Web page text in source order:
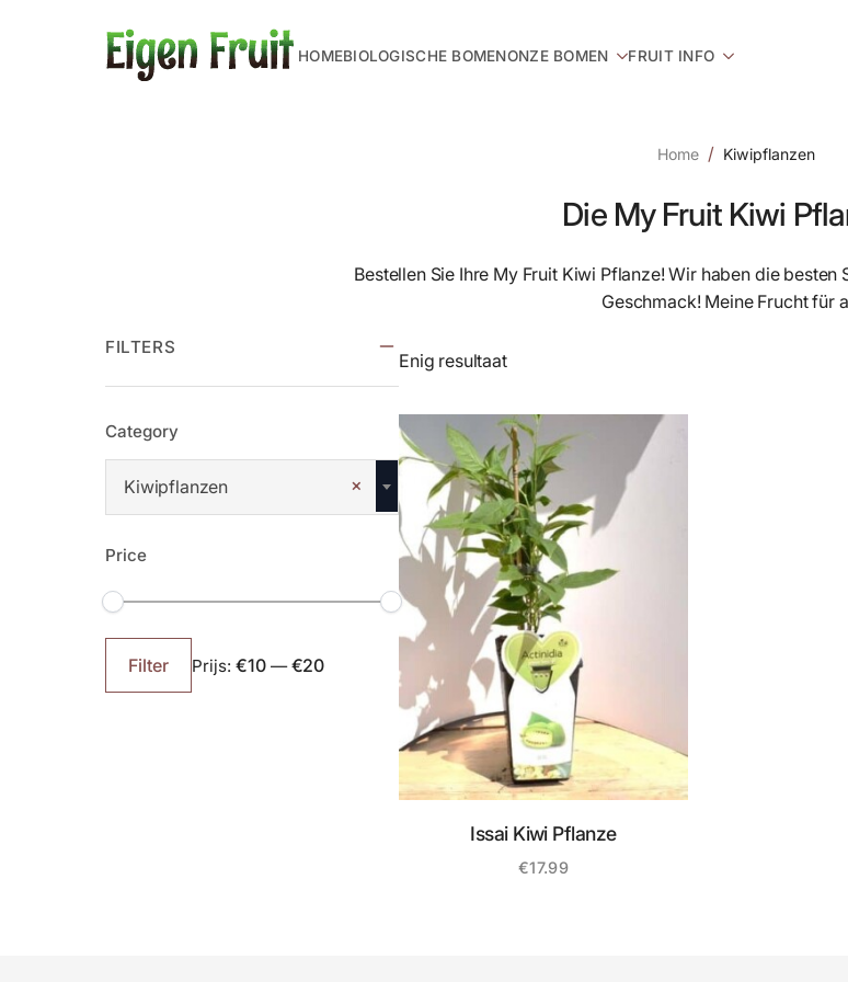
HOMEBIOLOGISCHE BOMENONZE BOMEN FRUIT INFO
Home Kiwipflanzen
Die My Fruit Kiwi
Bestellen Sie Ihre My Fruit Kiwi Pflanze! Wir haben die
Geschmack! Meine Frucht für
FILTERS
Category
×
Kiwipflanzen
Price
Min.
prijs
Max.
prijsFilter Prijs: €10—€20
Enig resultaat
Issai Kiwi Pflanze
€17.99